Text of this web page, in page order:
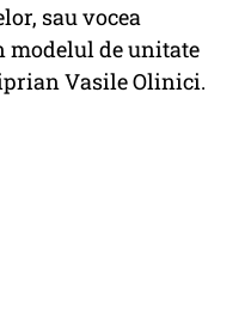
sau vocea
modelul de unitate
Vasile Olinici.